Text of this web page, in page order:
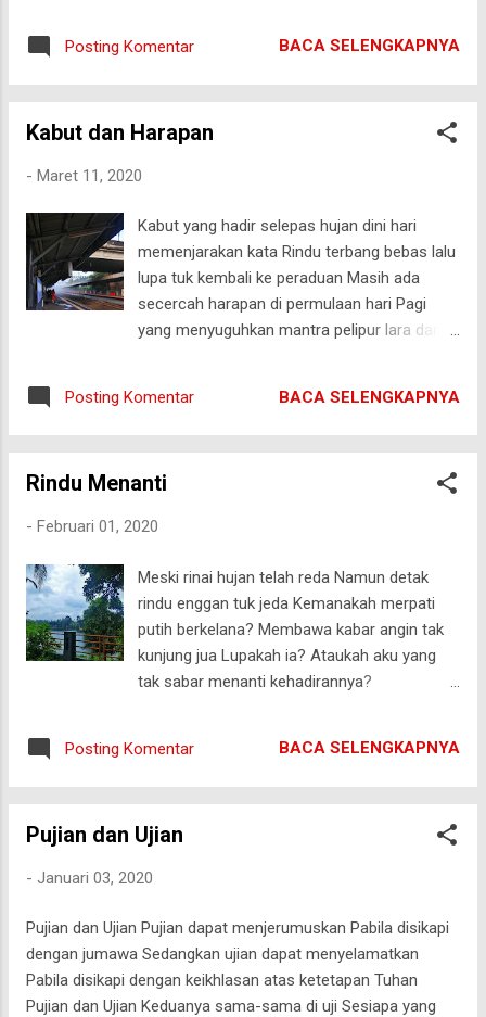
Mukminin pun pulang keharibaan Illaahi Belum cukup ujian
menerpa Kepiluan kembali menguji kesabaran Dakwah
engkau bahkan dilempari batu hingga terluka Mengalir darah
sebuah pohon Hingga malaikat datang menawarkan bantuan
tuk menimpakan bukit ke atas mereka kaum kuffar Namun
engkau menolak tawaran tersebut dengan halus, karena
engkau yakin anak keturunan mereka kelak akan mengikuti
risalahmu Sedih, pedih, hancur dan remuk redam Engkau
terima takdir dengan lapang dada Terp...
Posting Komentar BACA SELENGKAPNYA
Kabut dan Harapan
- Maret 11, 2020
Kabut yang hadir selepas hujan dini hari
memenjarakan kata Rindu terbang bebas lalu
lupa tuk kembali ke peraduan Masih ada
secercah harapan di permulaan hari Pagi
yang menyuguhkan mantra pelipur lara dan
#stasiun #stasiunjurangmangu
#tangerangselatan #tangsel #tangsellife
Posting Komentar BACA SELENGKAPNYA
Rindu Menanti
- Februari 01, 2020
Meski rinai hujan telah reda Namun detak
rindu enggan tuk jeda Kemanakah merpati
putih berkelana? Membawa kabar angin tak
kunjung jua Lupakah ia? Ataukah aku yang
tak sabar menanti kehadirannya?
Posting Komentar BACA SELENGKAPNYA
Pujian dan Ujian
- Januari 03, 2020
Pujian dan Ujian Pujian dapat menjerumuskan Pabila disikapi
dengan jumawa Sedangkan ujian dapat menyelamatkan
Pabila disikapi dengan keikhlasan atas ketetapan Tuhan
Pujian dan Ujian Keduanya sama-sama di uji Sesiapa yang